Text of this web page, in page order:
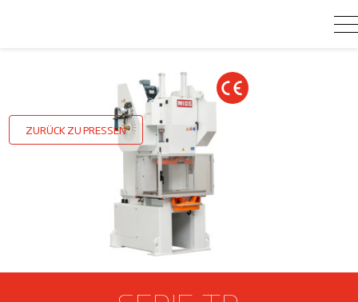
ZURÜCK ZU PRESSEN